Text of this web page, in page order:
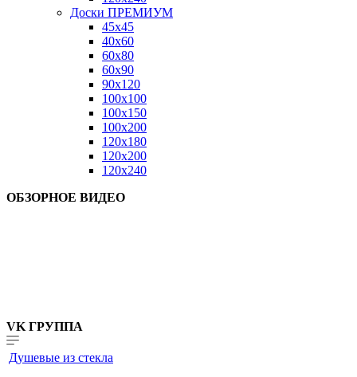
Доски ПРЕМИУМ
45x45
40x60
60x80
60x90
90x120
100x100
100x150
100x200
120x180
120x200
120x240
ОБЗОРНОЕ ВИДЕО
VK ГРУППА
Душевые из стекла